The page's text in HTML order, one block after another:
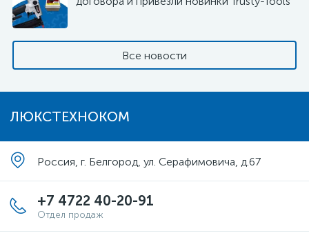
Все новости
ЛЮКСТЕХНОКОМ
Россия, г. Белгород, ул. Серафимовича, д.67
+7 4722 40-20-91
Отдел продаж